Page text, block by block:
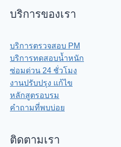
บริการของเรา
บริการตรวจสอบ PM
บริการทดสอบน้ำหนัก
ซ่อมด่วน 24 ชั่วโมง
งานปรับปรุง แก้ไข
หลักสูตรอบรม
คำถามที่พบบ่อย
ติดตามเรา